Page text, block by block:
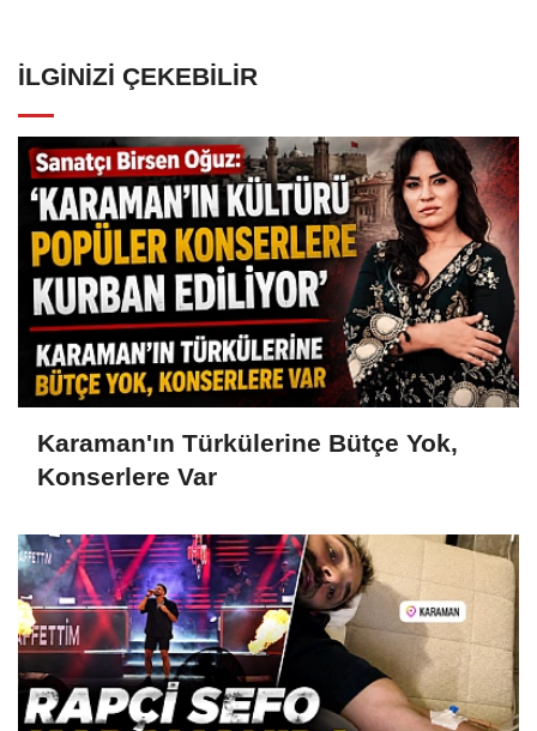
İLGINIZI ÇEKEBILIR
Karaman'ın Türkülerine Bütçe Yok,
Konserlere Var